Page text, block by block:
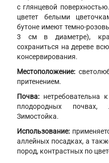
с глянцевой
цветет белыми
бутоне имеют темно-
3 см в диаметре),
сохраниться на дереве
консервирования.
Местоположение:
притенением.
Почва: нетребовательна
плодородных
Зимостойка.
Использование:
аллейных посадках, а
пород, контрастных по